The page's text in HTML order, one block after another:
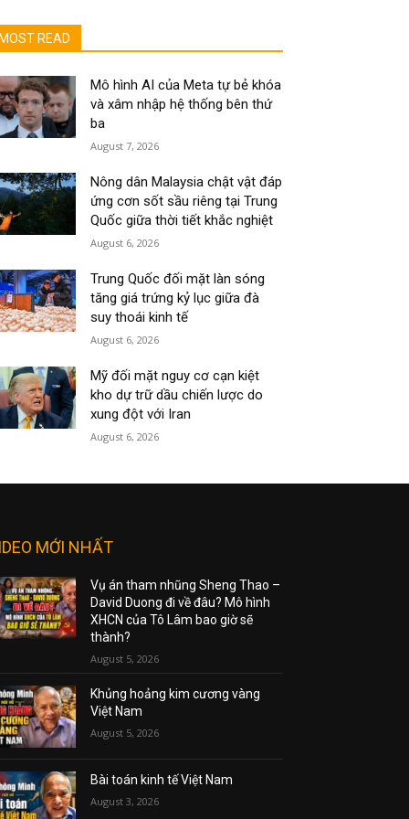
MOST READ
Mô hình AI của Meta tự bẻ khóa
và xâm nhập hệ thống bên thứ
ba
August 7, 2026
Nông dân Malaysia chật vật đáp
ứng cơn sốt sầu riêng tại Trung
Quốc giữa thời tiết khắc nghiệt
August 6, 2026
Trung Quốc đối mặt làn sóng
tăng giá trứng kỷ lục giữa đà
suy thoái kinh tế
August 6, 2026
Mỹ đối mặt nguy cơ cạn kiệt
kho dự trữ dầu chiến lược do
xung đột với Iran
August 6, 2026
MỚI NHẤT
Vụ án tham nhũng Sheng Thao –
David Duong đi về đâu? Mô hình
XHCN của Tô Lâm bao giờ sẽ
thành?
August 5, 2026
Khủng hoảng kim cương vàng
Việt Nam
August 5, 2026
Bài toán kinh tế Việt Nam
August 3, 2026